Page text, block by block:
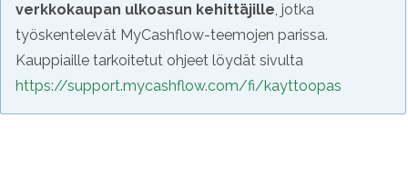
verkkokaupan ulkoasun kehittäjille, jotka
työskentelevät MyCashflow-teemojen parissa.
Kauppiaille tarkoitetut ohjeet löydät sivulta
https://support.mycashflow.com/fi/kayttoopas